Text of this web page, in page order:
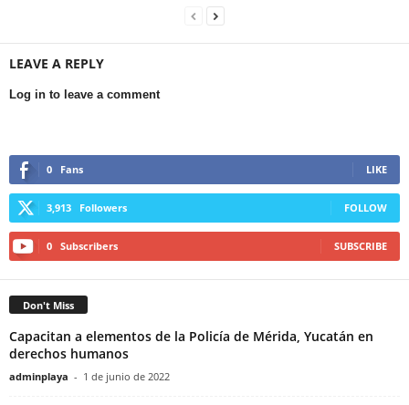
LEAVE A REPLY
Log in to leave a comment
0 Fans LIKE
3,913 Followers FOLLOW
0 Subscribers SUBSCRIBE
Don't Miss
Capacitan a elementos de la Policía de Mérida, Yucatán en
derechos humanos
adminplaya - 1 de junio de 2022